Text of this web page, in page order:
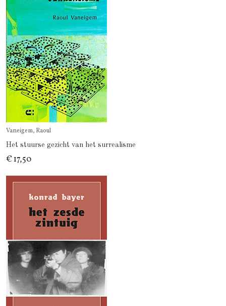
Vaneigem, Raoul
Het stuurse gezicht van het surrealisme
€ 17,50